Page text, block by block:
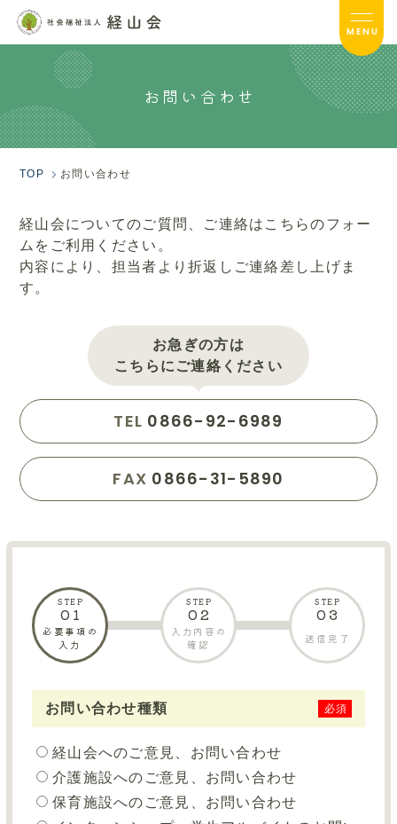
経山会TOP
経山会について
介護事業TOP
保育事業TOP
サイトマップ
お知らせ
お問い合わせ
MENU
お問い合わせ
TOP お問い合わせ
経山会についてのご質問、ご連絡はこちらのフォー
ムをご利⽤ください。
内容により、担当者より折返しご連絡差し上げま
す。
お急ぎの方は
こちらにご連絡ください
TEL 0866-92-6989
FAX 0866-31-5890
STEP
01
必要事項の
入力
STEP
02
入力内容の
確認
STEP
03
送信完了
必須
お問い合わせ種類
経山会へのご意見、お問い合わせ
介護施設へのご意見、お問い合わせ
保育施設へのご意見、お問い合わせ